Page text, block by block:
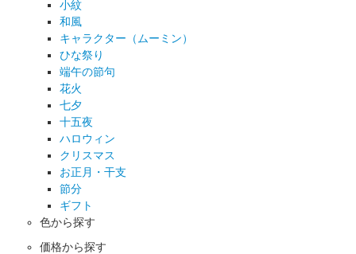
小紋
和風
キャラクター（ムーミン）
ひな祭り
端午の節句
花火
七夕
十五夜
ハロウィン
クリスマス
お正月・干支
節分
ギフト
色から探す
価格から探す